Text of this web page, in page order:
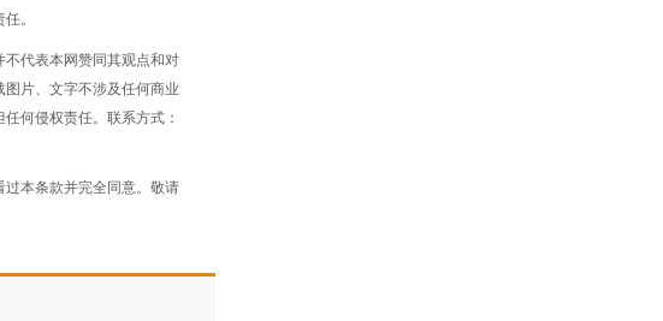
。
代表本网赞同其观点和对
片、文字不涉及任何商业
何侵权责任。联系方式：
本条款并完全同意。敬请